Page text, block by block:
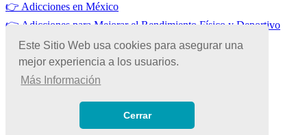
Este Sitio Web usa cookies para asegurar una
mejor experiencia a los usuarios.
Más Información
Cerrar
👉 Adicciones en México
👉 Adicciones para Mejorar el Rendimiento Físico y Deportivo
👉Adicciones por Prescripción Médica en México
👉Alcoholismo en México
© Copyright 2026 | Todos los Derechos Reservados